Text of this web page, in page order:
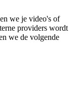
we je video's of
providers wordt
we de volgende